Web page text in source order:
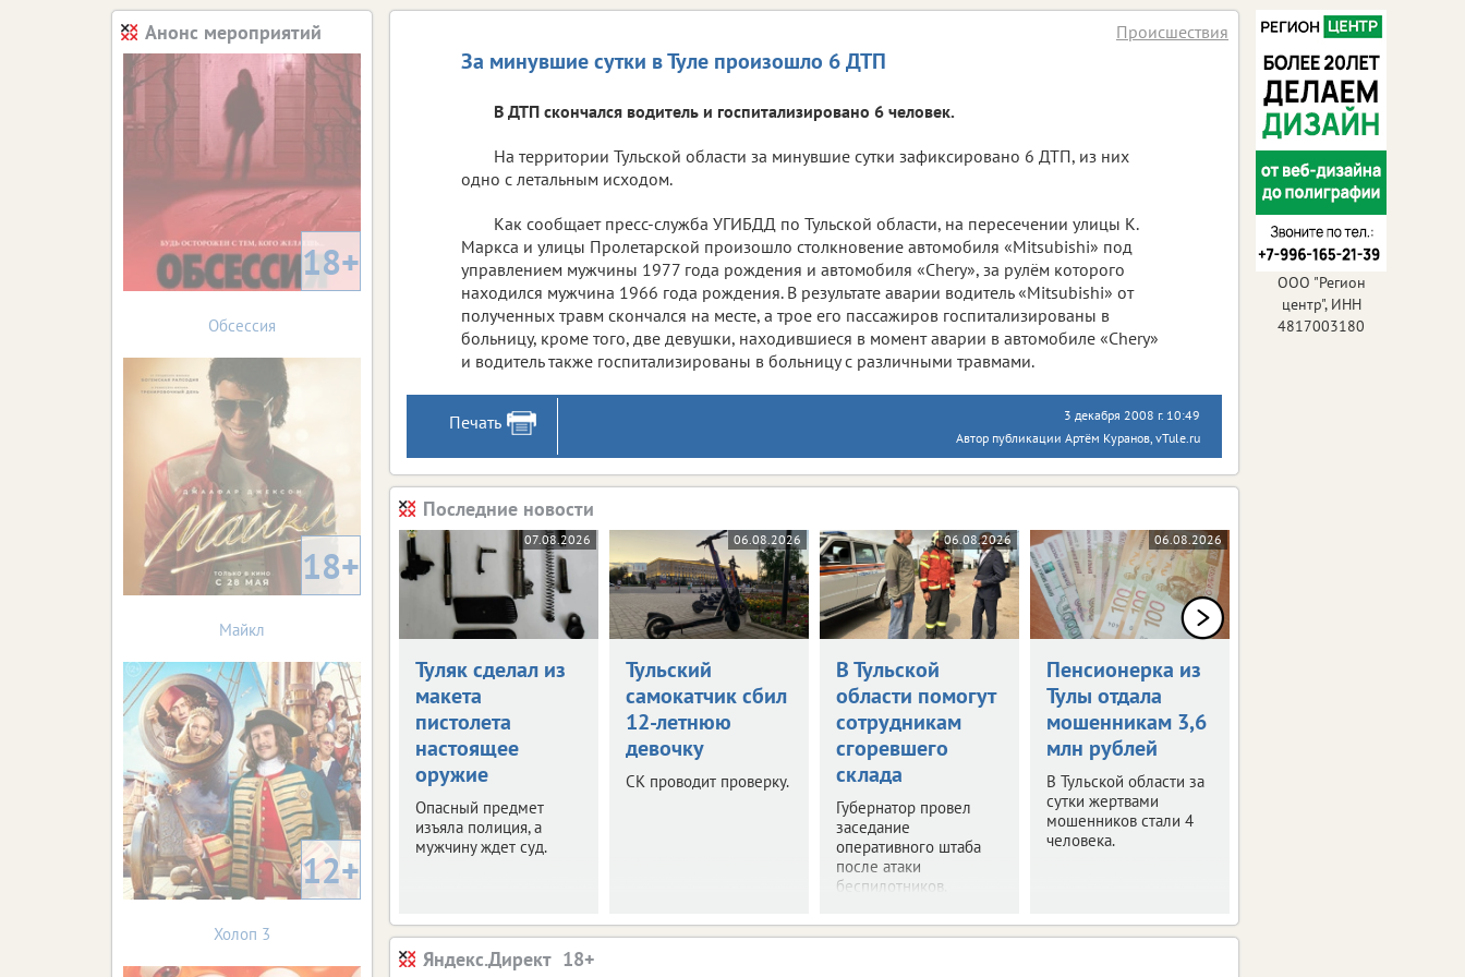
За минувшие сутки в Туле произошло 6 ДТП
Происшествия
В ДТП скончался водитель и госпитализировано 6 человек.
На территории Тульской области за минувшие сутки зафиксировано 6 ДТП, из них
одно с летальным исходом.
Как сообщает пресс-служба УГИБДД по Тульской области, на пересечении улицы К.
Маркса и улицы Пролетарской произошло столкновение автомобиля «Mitsubishi» под
управлением мужчины 1977 года рождения и автомобиля «Chery», за рулём которого
находился мужчина 1966 года рождения. В результате аварии водитель «Mitsubishi» от
полученных травм скончался на месте, а трое его пассажиров госпитализированы в
больницу, кроме того, две девушки, находившиеся в момент аварии в автомобиле «Chery»
и водитель также госпитализированы в больницу с различными травмами.
Печать
3 декабря 2008 г. 10:49
Автор публикации Артём Куранов, vTule.ru
Последние новости
07.08.2026
Туляк сделал из
макета
пистолета
настоящее
оружие
Опасный предмет
изъяла полиция, а
мужчину ждет суд.
06.08.2026
Тульский
самокатчик сбил
12-летнюю
девочку
СК проводит проверку.
06.08.2026
В Тульской
области помогут
сотрудникам
сгоревшего
склада
Губернатор провел
заседание
оперативного штаба
после атаки
беспилотников.
06.08.2026
Пенсионерка из
Тулы отдала
мошенникам 3,6
млн рублей
В Тульской области за
сутки жертвами
мошенников стали 4
человека.
Яндекс.Директ
Анонс мероприятий
18+
Обсессия
18+
Майкл
12+
Холоп 3
ООО "Регион
центр", ИНН
4817003180